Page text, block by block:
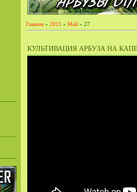
Главная » 2015 » Май » 27
КУЛЬТИВАЦИЯ АРБУЗА НА